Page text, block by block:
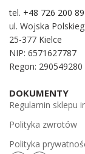
tel. +48 726 200
ul. Wojska
25-377 Kielce
NIP: 6571627787
Regon: 290549280
DOKUMENTY
Regulamin sklepu
Polityka zwrotów
Polityka